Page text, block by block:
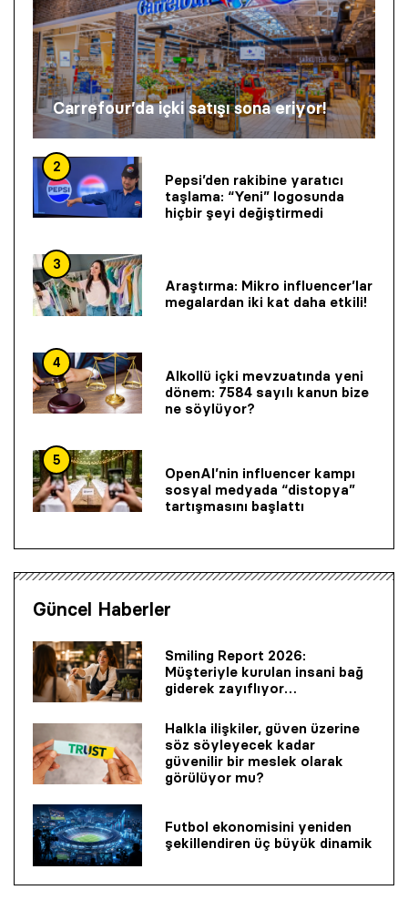
Carrefour’da içki satışı sona eriyor!
2
Pepsi’den rakibine yaratıcı
taşlama: “Yeni” logosunda
hiçbir şeyi değiştirmedi
3
Araştırma: Mikro influencer’lar
megalardan iki kat daha etkili!
4
Alkollü içki mevzuatında yeni
dönem: 7584 sayılı kanun bize
ne söylüyor?
5
OpenAI’nin influencer kampı
sosyal medyada “distopya”
tartışmasını başlattı
Güncel Haberler
Smiling Report 2026:
Müşteriyle kurulan insani bağ
giderek zayıflıyor…
Halkla ilişkiler, güven üzerine
söz söyleyecek kadar
güvenilir bir mes­lek olarak
görülüyor mu?
Futbol ekonomisini yeniden
şekillendiren üç büyük dinamik